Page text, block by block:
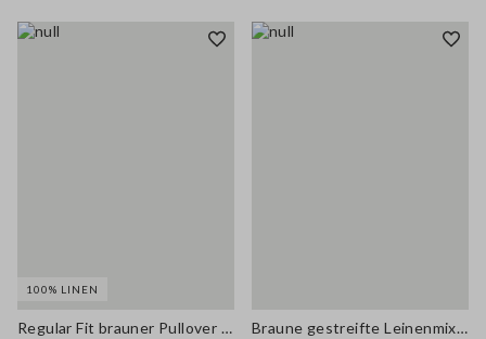
100% LINEN
Regular Fit brauner Pullover aus reinem Leinen mit Polokragen
Braune gestreifte Leinenmix-Hose im Regular Fit